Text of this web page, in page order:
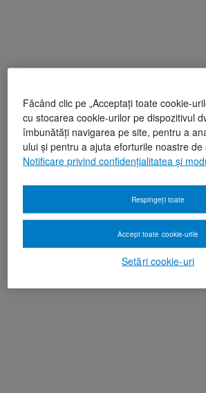
Făcând clic pe „Acceptați toate cookie-
cu stocarea cookie-urilor pe dispozitivul
îmbunătăți navigarea pe site, pentru a
ului și pentru a ajuta eforturile noastre de
Notificare privind confidențialitatea și
Setări cookie-uri
Respingeți toate
Accept toate cookie-urile